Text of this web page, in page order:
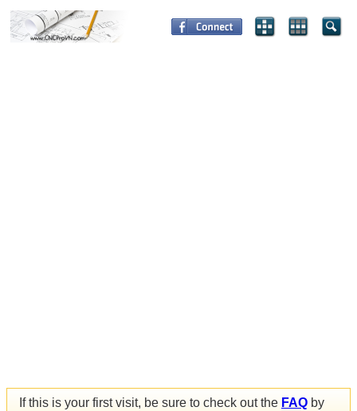
If this is your first visit, be sure to check out the FAQ by